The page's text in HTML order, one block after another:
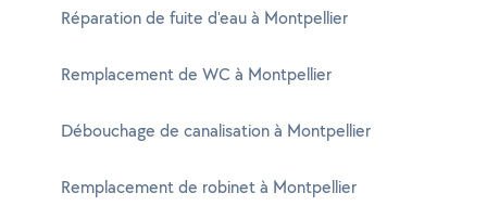
Réparation de fuite d'eau à Montpellier
Remplacement de WC à Montpellier
Débouchage de canalisation à Montpellier
Remplacement de robinet à Montpellier